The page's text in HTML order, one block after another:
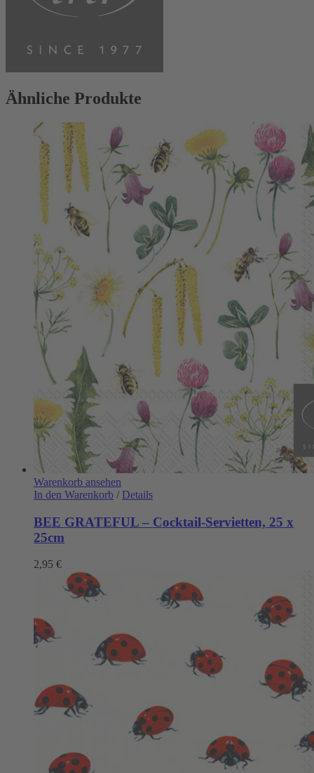
Ähnliche Produkte
Warenkorb ansehen
In den Warenkorb / Details
BEE GRATEFUL – Cocktail-Servietten, 25 x
25cm
2,95 €